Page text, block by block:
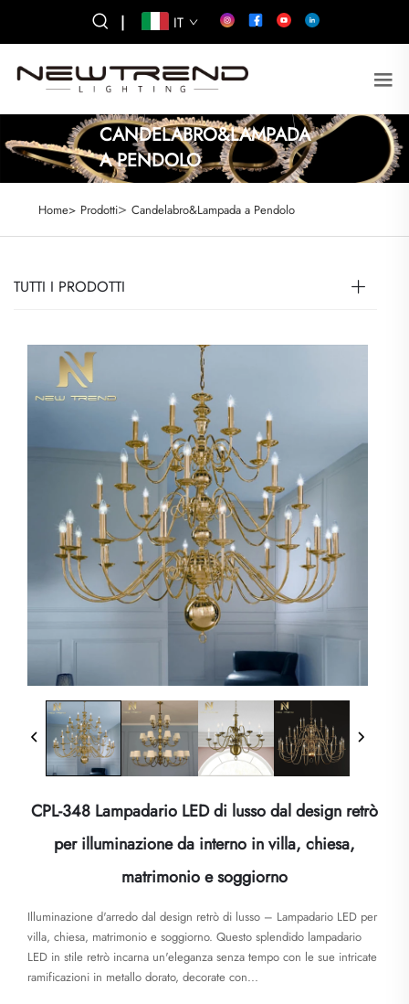
| IT
CANDELABRO&LAMPADA
A PENDOLO
Home> Prodotti> Candelabro&Lampada a Pendolo
TUTTI I PRODOTTI
CPL-348 Lampadario LED di lusso dal design retrò
per illuminazione da interno in villa, chiesa,
matrimonio e soggiorno
Illuminazione d'arredo dal design retrò di lusso – Lampadario LED per
villa, chiesa, matrimonio e soggiorno. Questo splendido lampadario
LED in stile retrò incarna un'eleganza senza tempo con le sue intricate
ramificazioni in metallo dorato, decorate con...